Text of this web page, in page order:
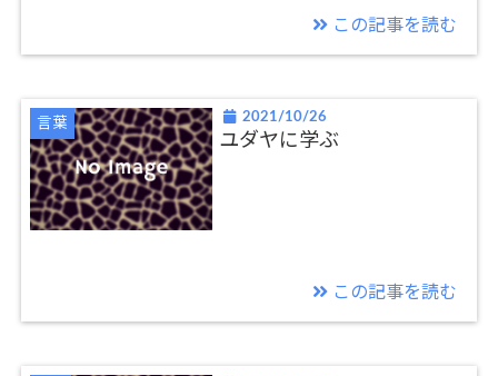
この記事を読む
言葉 2021/10/26
ユダヤに学ぶ
この記事を読む